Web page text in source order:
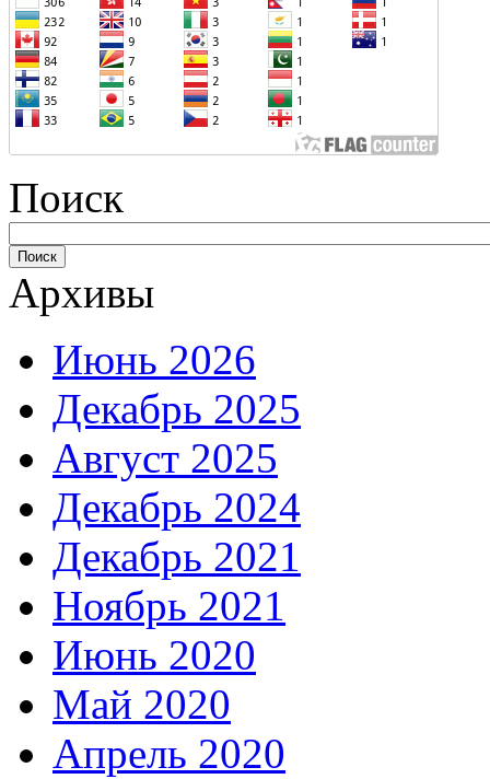
Поиск
Архивы
Июнь 2026
Декабрь 2025
Август 2025
Декабрь 2024
Декабрь 2021
Ноябрь 2021
Июнь 2020
Май 2020
Апрель 2020